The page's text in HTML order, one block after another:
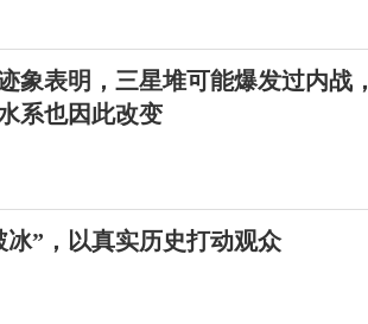
象表明，三星堆可能爆发过内战，
系也因此改变
”，以真实历史打动观众